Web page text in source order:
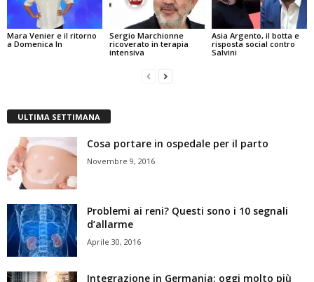
Mara Venier e il ritorno
a Domenica In
Sergio Marchionne
ricoverato in terapia
intensiva
Asia Argento, il botta e
risposta social contro
Salvini
ULTIMA SETTIMANA
Cosa portare in ospedale per il parto
Novembre 9, 2016
Problemi ai reni? Questi sono i 10 segnali
d’allarme
Aprile 30, 2016
Integrazione in Germania: oggi molto più